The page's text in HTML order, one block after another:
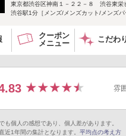
東京都渋谷区神南１－２２－８ 渋谷東栄
渋谷駅1分［メンズ/メンズカット/メンズ
クーポン
メニュー
こだわ
雰
も個人の感想であり、個人差があります。
近1年間の集計となります。 平均点の考え方